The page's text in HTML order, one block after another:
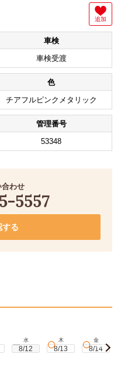
追加
車検
車検受渡
色
チアフルピンクメタリック
管理番号
53348
合わせ
5557
する
水
8/12
木
8/13
金
8/14